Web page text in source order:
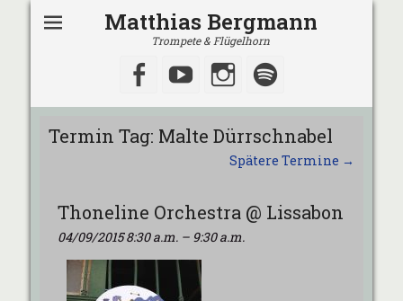
Matthias Bergmann
Trompete & Flügelhorn
Facebook
YouTubeInstagram
Termin Tag: Malte Dürrschnabel
Spätere Termine →
Thoneline Orchestra @ Lissabon
04/09/2015 8:30 a.m. – 9:30 a.m.